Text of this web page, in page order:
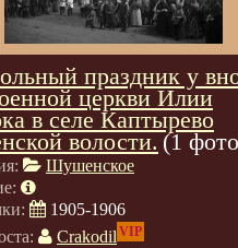
праздник у
церкви Илии
в селе Каптырево
волости.(1
Шушенское
1905-1906
Crakodil VIP